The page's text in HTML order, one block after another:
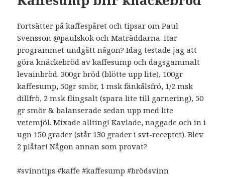
Fortsätter på kaffespåret och tipsar om Paul
Svensson @paulskok och Maträddarna. Har
programmet undgått någon? Idag testade jag att
göra knäckebröd av kaffesump och dagsgammalt
levainbröd. 300gr bröd (blötte upp lite), 100gr
kaffesump, 50gr smör, 1 msk fänkålsfrö, 1/2 msk
dillfrö, 2 msk flingsalt (spara lite till garnering), 50
gr smör & balanserade sedan upp med lite
vetemjöl. Mixade allting! Kavlade, naggade och in i
ugn 150 grader (står 130 grader i svt-receptet). Blev
2 plåtar! Någon annan som provat?
#svinntips #kaffe #kaffesump #brödsvinn